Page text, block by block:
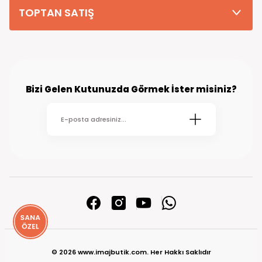
TOPTAN SATIŞ
Bizi Gelen Kutunuzda Görmek İster misiniz?
© 2026 www.imajbutik.com. Her Hakkı Saklıdır